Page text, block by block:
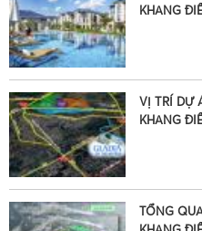
•
KHANG
VỊ TRÍ DỰ
KHANG
TỔNG